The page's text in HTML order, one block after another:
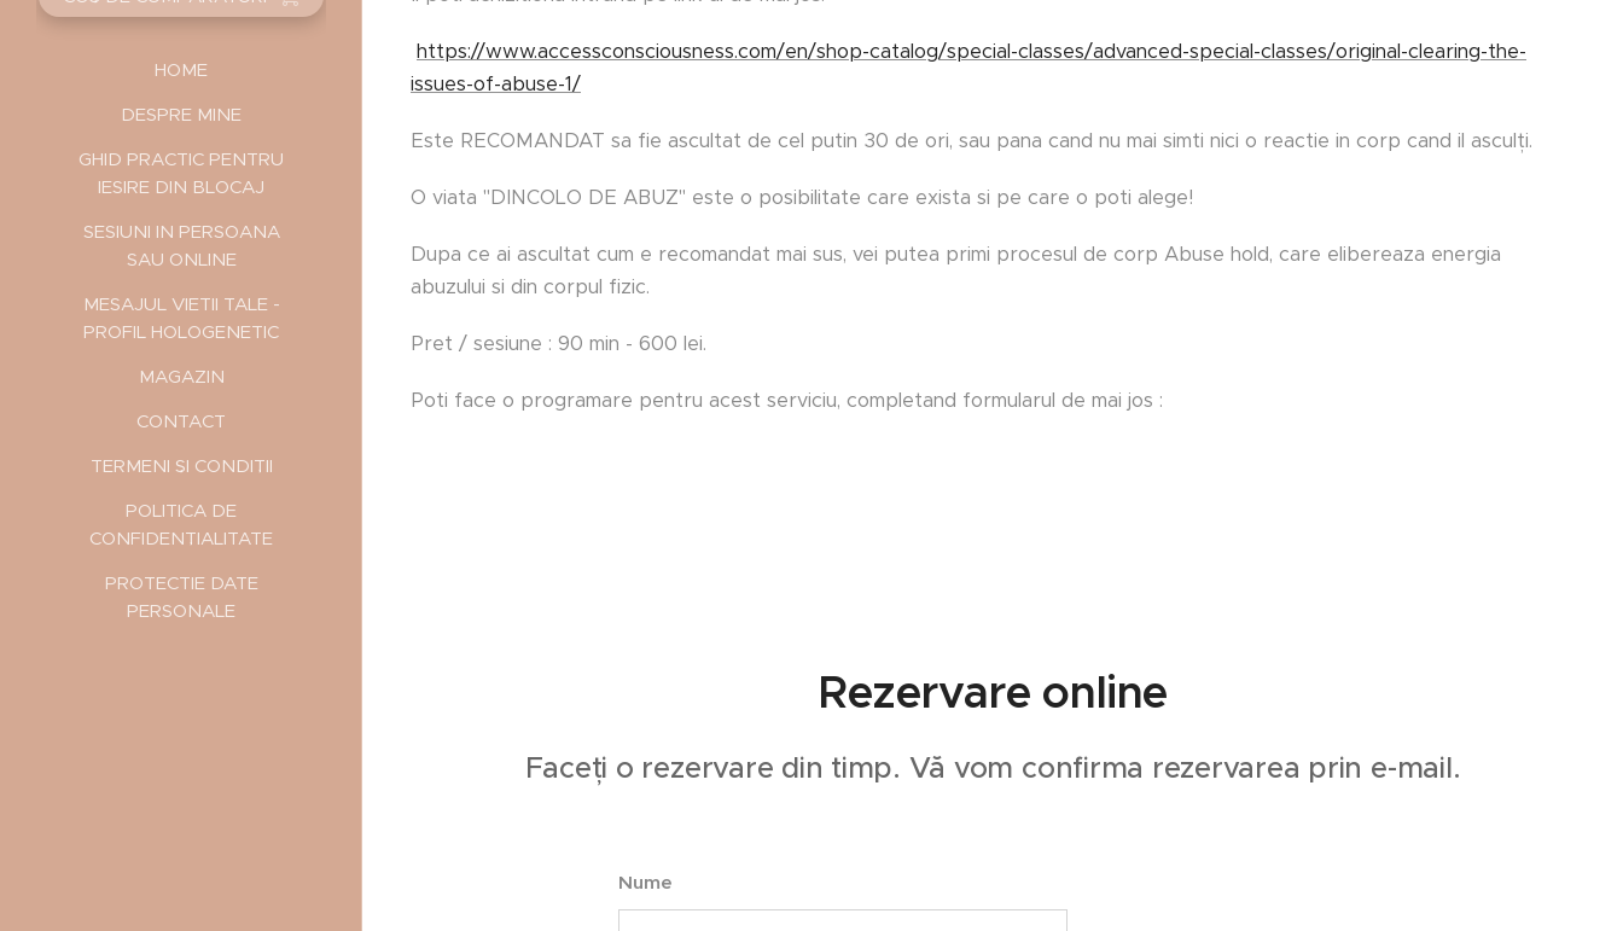
HOME
DESPRE MINE
GHID PRACTIC PENTRU
IESIRE DIN BLOCAJ
SESIUNI IN PERSOANA
SAU ONLINE
MESAJUL VIETII TALE -
PROFIL HOLOGENETIC
MAGAZIN
CONTACT
TERMENI ȘI CONDIȚII
POLITICA DE
CONFIDENȚIALITATE
PROTECTIE DATE
PERSONALE
https://www.accessconsciousness.com/en/shop-catalog/special-classes/advanced-special-classes/original-clearing-the-
issues-of-abuse-1/
Este RECOMANDAT sa fie ascultat de cel putin 30 de ori, sau pana cand nu mai simti nici o reactie in corp cand il asculți.
O viata "DINCOLO DE ABUZ" este o posibilitate care exista si pe care o poti alege!
Dupa ce ai ascultat cum e recomandat mai sus, vei putea primi procesul de corp Abuse hold, care elibereaza energia
abuzului si din corpul fizic.
Pret / sesiune : 90 min - 600 lei.
Poti face o programare pentru acest serviciu, completand formularul de mai jos :
Rezervare online
Faceți o rezervare din timp. Vă vom confirma rezervarea prin e-mail.
Nume